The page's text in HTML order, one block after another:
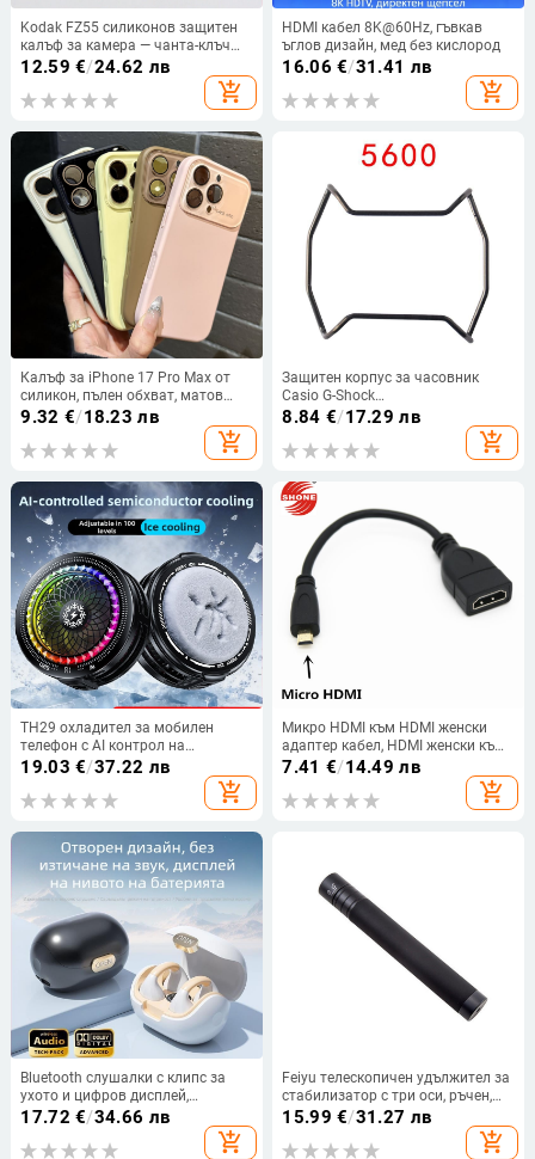
Kodak FZ55 силиконов защитен
калъф за камера — чанта-клъч
със капак, съвместим с Kodak
FZ55, устойчива на надраскване
и падане
12.59 €/24.62 лв
add_shopping_cart
HDMI кабел 8K@60Hz, гъвкав
ъглов дизайн, мед без кислород
16.06 €/31.41 лв
add_shopping_cart
Калъф за iPhone 17 Pro Max от
силикон, пълен обхват, матов
финиш, оранжев, с бутони,
антихлъзгане, отвод на
9.32 €/18.23 лв
add_shopping_cart
Защитен корпус за часовник
Casio G-Shock
DW5600/5610/GX56/GA110,
лицензиран частен етикет,
8.84 €/17.29 лв
add_shopping_cart
TH29 охладител за мобилен
телефон с AI контрол на
температурата, четири нива на
настройка, полупроводниково
охлаждане, магнитен клип за
19.03 €/37.22 лв
add_shopping_cart
Микро HDMI към HDMI женски
адаптер кабел, HDMI женски към
микро HDMI мъжки удължител,
7.41 €/14.49 лв
add_shopping_cart
Bluetooth слушалки с клипс за
ухото и цифров дисплей,
Bluetooth 5.3, IPX6
водоустойчиви, спортен стил,
безжични стерео клипс слушалки,
17.72 €/34.66 лв
add_shopping_cart
Feiyu телескопичен удължител за
стабилизатор с три оси, ръчен,
алуминиева сплав, 19–73 cm,
1/4-инчова универсална резба,
персонализирано лого
15.99 €/31.27 лв
add_shopping_cart